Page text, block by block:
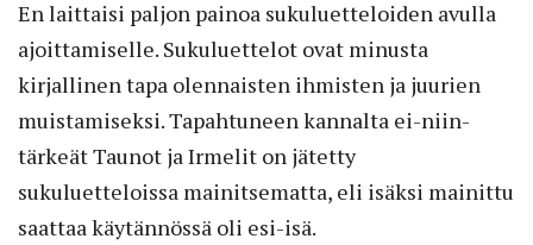
En laittaisi paljon painoa sukuluetteloiden avulla
ajoittamiselle. Sukuluettelot ovat minusta
kirjallinen tapa olennaisten ihmisten ja juurien
muistamiseksi. Tapahtuneen kannalta ei-niin-
tärkeät Taunot ja Irmelit on jätetty
sukuluetteloissa mainitsematta, eli isäksi mainittu
saattaa käytännössä oli esi-isä.